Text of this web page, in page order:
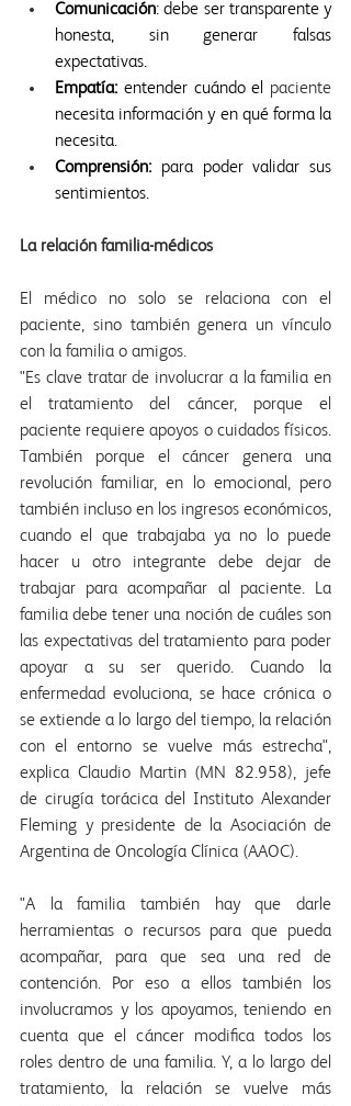
Comunicación: debe ser transparente y
honesta, sin generar falsas
expectativas.
Empatía: entender cuándo el
necesita información y en qué forma la
necesita.
Comprensión: para poder validar sus
sentimientos.
La relación familia-médicos
El médico no solo se relaciona con el
paciente, sino también genera un vínculo
con la familia o amigos.
"Es clave tratar de involucrar a la familia en
el tratamiento del cáncer, porque el
paciente requiere apoyos o cuidados físicos.
También porque el cáncer genera una
revolución familiar, en lo emocional, pero
también incluso en los ingresos económicos,
cuando el que trabajaba ya no lo puede
hacer u otro integrante debe dejar de
trabajar para acompañar al paciente. La
familia debe tener una noción de cuáles son
las expectativas del tratamiento para poder
apoyar a su ser querido. Cuando la
enfermedad evoluciona, se hace crónica o
se extiende a lo largo del tiempo, la relación
con el entorno se vuelve más estrecha",
explica Claudio Martin (MN 82.958), jefe
de cirugía torácica del Instituto Alexander
Fleming y presidente de la Asociación de
Argentina de Oncología Clínica (AAOC).
"A la familia también hay que darle
herramientas o recursos para que pueda
acompañar, para que sea una red de
contención. Por eso a ellos también los
involucramos y los apoyamos, teniendo en
cuenta que el cáncer modifica todos los
roles dentro de una familia. Y, a lo largo del
tratamiento, la relación se vuelve más